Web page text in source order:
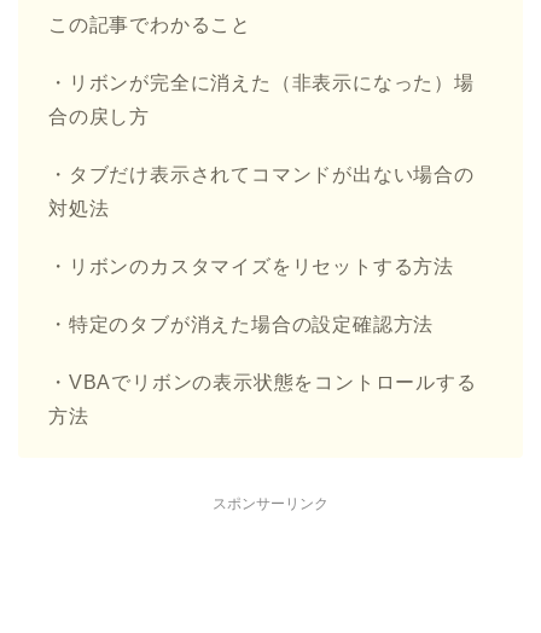
この記事でわかること
・リボンが完全に消えた（非表示になった）場
合の戻し方
・タブだけ表示されてコマンドが出ない場合の
対処法
・リボンのカスタマイズをリセットする方法
・特定のタブが消えた場合の設定確認方法
・VBAでリボンの表示状態をコントロールする
方法
スポンサーリンク